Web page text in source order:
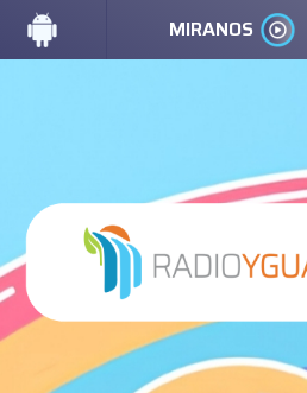
MIRANOS